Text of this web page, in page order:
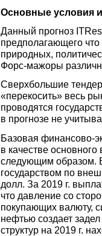
Основные условия
Данный прогноз
предполагающего что
природных,
Форс-мажоры
Сверхбольшие
«перекосить» весь
проводятся
в прогнозе не
Базовая финансово-
в качестве
следующим образом.
государством по
долл. За 2019 г.
что давление со
покупающих валюту,
нефтью создает
структур на 2019 г.